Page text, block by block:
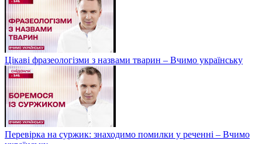
Цікаві фразеологізми з назвами тварин – Вчимо українську
Перевірка на суржик: знаходимо помилки у реченні – Вчимо